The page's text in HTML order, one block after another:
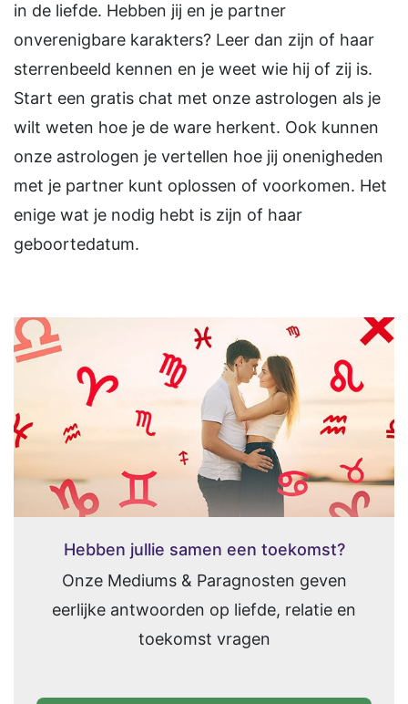
in de liefde. Hebben jij en je partner
onverenigbare karakters? Leer dan zijn of haar
sterrenbeeld kennen en je weet wie hij of zij is.
Start een gratis chat met onze astrologen als je
wilt weten hoe je de ware herkent. Ook kunnen
onze astrologen je vertellen hoe jij onenigheden
met je partner kunt oplossen of voorkomen. Het
enige wat je nodig hebt is zijn of haar
geboortedatum.
Hebben jullie samen een toekomst?
Onze Mediums & Paragnosten geven
eerlijke antwoorden op liefde, relatie en
toekomst vragen